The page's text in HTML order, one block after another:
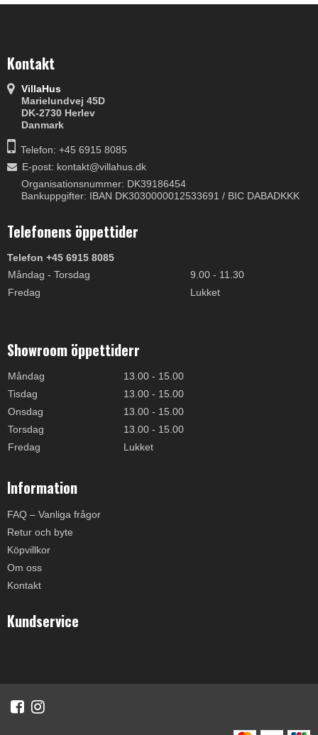
Kontakt
VillaHus
Marielundvej 45D
DK-2730 Herlev
Danmark
Telefon: +45 6915 8085
E-post: kontakt@villahus.dk
Organisationsnummer: DK39186454
Bankuppgifter: IBAN DK3030000012533691 / BIC DABADKKK
Telefonens öppettider
Telefon +45 6915 8085
Måndag - Torsdag
9.00 - 11.30
Fredag
Lukket
Showroom öppettiderr
Måndag
13.00 - 15.00
Tisdag
13.00 - 15.00
Onsdag
13.00 - 15.00
Torsdag
13.00 - 15.00
Fredag
Lukket
Information
FAQ – Vanliga frågor
Retur och byte
Köpvillkor
Om oss
Kontakt
Kundservice